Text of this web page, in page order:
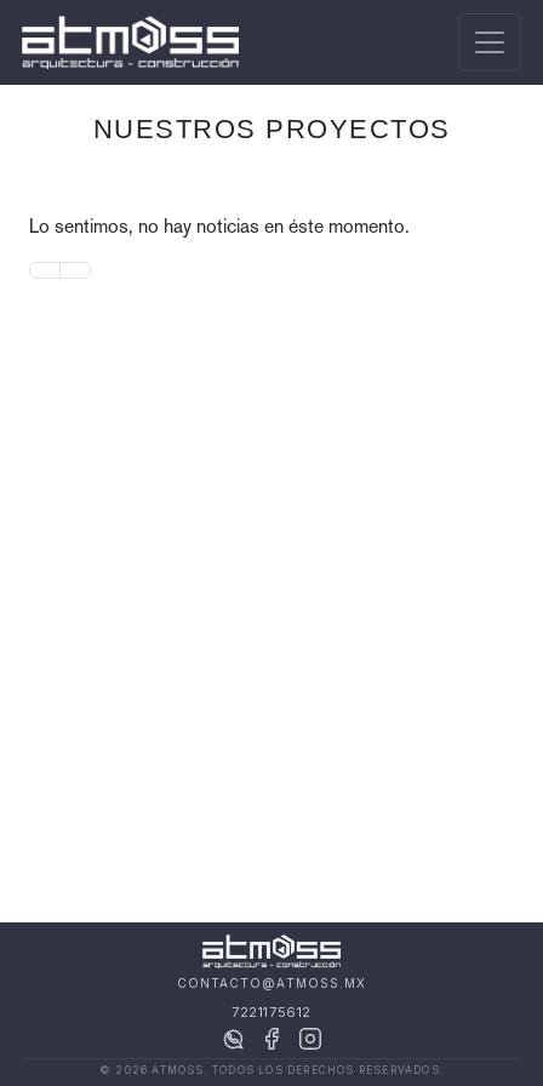
NUESTROS PROYECTOS
Lo sentimos, no hay noticias en éste momento.
CONTACTO@ATMOSS.MX
7221175612
© 2026 ATMOSS. TODOS LOS DERECHOS RESERVADOS.